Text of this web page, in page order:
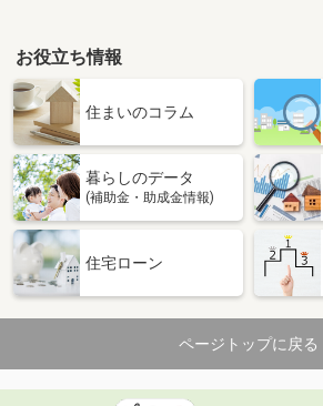
お役立ち情報
住まいのコラム
暮らしのデータ
(補助金・助成金情報)
住宅ローン
ページトップに戻る